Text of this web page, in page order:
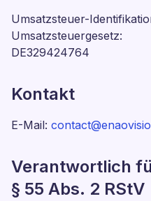
Umsatzsteuer-
Umsatzsteuergesetz:
DE329424764
Kontakt
E-Mail:
Verantwortlich
§ 55 Abs. 2 RStV